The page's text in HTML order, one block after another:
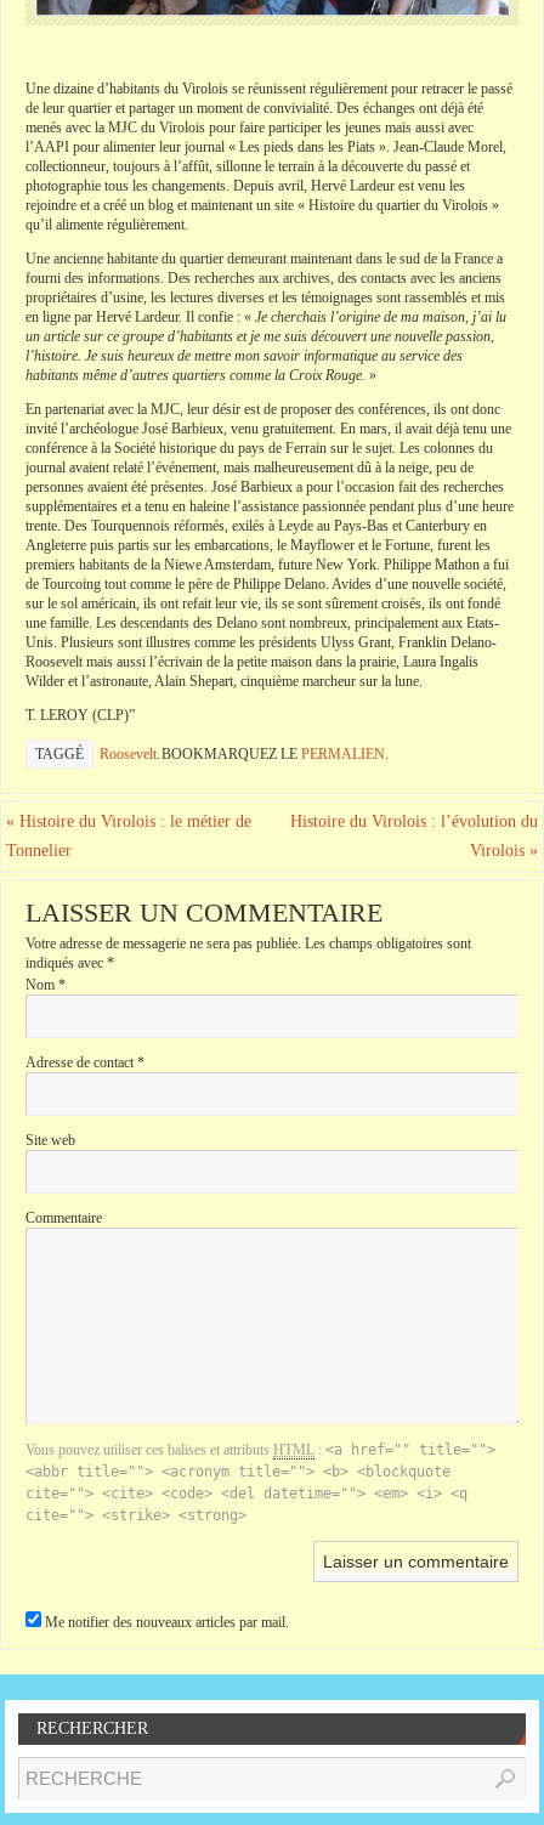
Une dizaine d’habitants du Virolois se réunissent régulièrement pour retracer le passé
de leur quartier et partager un moment de convivialité. Des échanges ont déjà été
menés avec la MJC du Virolois pour faire participer les jeunes mais aussi avec
l’AAPI pour alimenter leur journal « Les pieds dans les Piats ». Jean-Claude Morel,
collectionneur, toujours à l’affût, sillonne le terrain à la découverte du passé et
photographie tous les changements. Depuis avril, Hervé Lardeur est venu les
rejoindre et a créé un blog et maintenant un site « Histoire du quartier du Virolois »
qu’il alimente régulièrement.
Une ancienne habitante du quartier demeurant maintenant dans le sud de la France a
fourni des informations. Des recherches aux archives, des contacts avec les anciens
propriétaires d’usine, les lectures diverses et les témoignages sont rassemblés et mis
en ligne par Hervé Lardeur. Il confie : « Je cherchais l’origine de ma maison, j’ai lu
un article sur ce groupe d’habitants et je me suis découvert une nouvelle passion,
l’histoire. Je suis heureux de mettre mon savoir informatique au service des
habitants même d’autres quartiers comme la Croix Rouge. »
En partenariat avec la MJC, leur désir est de proposer des conférences, ils ont donc
invité l’archéologue José Barbieux, venu gratuitement. En mars, il avait déjà tenu une
conférence à la Société historique du pays de Ferrain sur le sujet. Les colonnes du
journal avaient relaté l’événement, mais malheureusement dû à la neige, peu de
personnes avaient été présentes. José Barbieux a pour l’occasion fait des recherches
supplémentaires et a tenu en haleine l’assistance passionnée pendant plus d’une heure
trente. Des Tourquennois réformés, exilés à Leyde au Pays-Bas et Canterbury en
Angleterre puis partis sur les embarcations, le Mayflower et le Fortune, furent les
premiers habitants de la Niewe Amsterdam, future New York. Philippe Mathon a fui
de Tourcoing tout comme le père de Philippe Delano. Avides d’une nouvelle société,
sur le sol américain, ils ont refait leur vie, ils se sont sûrement croisés, ils ont fondé
une famille. Les descendants des Delano sont nombreux, principalement aux Etats-
Unis. Plusieurs sont illustres comme les présidents Ulyss Grant, Franklin Delano-
Roosevelt mais aussi l’écrivain de la petite maison dans la prairie, Laura Ingalis
Wilder et l’astronaute, Alain Shepart, cinquième marcheur sur la lune.
T. LEROY (CLP)”
TAGGÉ Roosevelt.BOOKMARQUEZ LE PERMALIEN.
« Histoire du Virolois : le métier de
Tonnelier
Histoire du Virolois : l’évolution du
Virolois »
LAISSER UN COMMENTAIRE
Votre adresse de messagerie ne sera pas publiée. Les champs obligatoires sont
indiqués avec *
Nom *
Adresse de contact *
Site web
Commentaire
Vous pouvez utiliser ces balises et attributs HTML : <a href="" title="">
<abbr title=""> <acronym title=""> <b> <blockquote
cite=""> <cite> <code> <del datetime=""> <em> <i> <q
cite=""> <strike> <strong>
Me notifier des nouveaux articles par mail.
RECHERCHER